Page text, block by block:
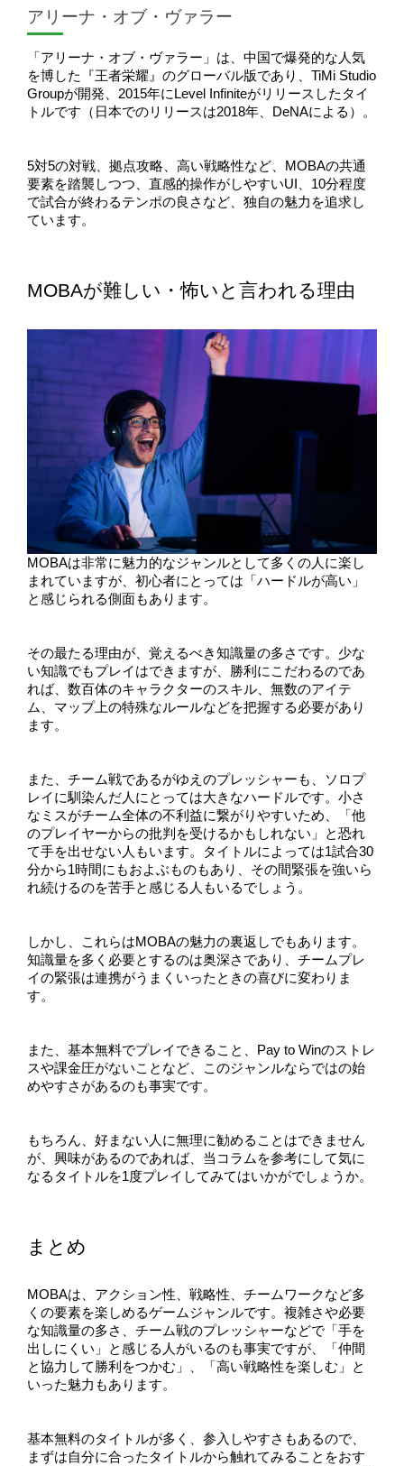
アリーナ・オブ・ヴァラー
「アリーナ・オブ・ヴァラー」は、中国で爆発的な人気
を博した『王者栄耀』のグローバル版であり、TiMi Studio
Groupが開発、2015年にLevel Infiniteがリリースしたタイ
トルです（日本でのリリースは2018年、DeNAによる）。
5対5の対戦、拠点攻略、高い戦略性など、MOBAの共通
要素を踏襲しつつ、直感的操作がしやすいUI、10分程度
で試合が終わるテンポの良さなど、独自の魅力を追求し
ています。
MOBAが難しい・怖いと言われる理由
MOBAは非常に魅力的なジャンルとして多くの人に楽し
まれていますが、初心者にとっては「ハードルが高い」
と感じられる側面もあります。
その最たる理由が、覚えるべき知識量の多さです。少な
い知識でもプレイはできますが、勝利にこだわるのであ
れば、数百体のキャラクターのスキル、無数のアイテ
ム、マップ上の特殊なルールなどを把握する必要があり
ます。
また、チーム戦であるがゆえのプレッシャーも、ソロプ
レイに馴染んだ人にとっては大きなハードルです。小さ
なミスがチーム全体の不利益に繋がりやすいため、「他
のプレイヤーからの批判を受けるかもしれない」と恐れ
て手を出せない人もいます。タイトルによっては1試合30
分から1時間にもおよぶものもあり、その間緊張を強いら
れ続けるのを苦手と感じる人もいるでしょう。
しかし、これらはMOBAの魅力の裏返しでもあります。
知識量を多く必要とするのは奥深さであり、チームプレ
イの緊張は連携がうまくいったときの喜びに変わりま
す。
また、基本無料でプレイできること、Pay to Winのストレ
スや課金圧がないことなど、このジャンルならではの始
めやすさがあるのも事実です。
もちろん、好まない人に無理に勧めることはできません
が、興味があるのであれば、当コラムを参考にして気に
なるタイトルを1度プレイしてみてはいかがでしょうか。
まとめ
MOBAは、アクション性、戦略性、チームワークなど多
くの要素を楽しめるゲームジャンルです。複雑さや必要
な知識量の多さ、チーム戦のプレッシャーなどで「手を
出しにくい」と感じる人がいるのも事実ですが、「仲間
と協力して勝利をつかむ」、「高い戦略性を楽しむ」と
いった魅力もあります。
基本無料のタイトルが多く、参入しやすさもあるので、
まずは自分に合ったタイトルから触れてみることをおす